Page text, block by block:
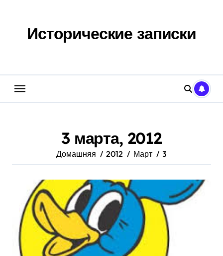
содержаниюИсторические записки
3 марта, 2012
Домашняя 2012 Март 3